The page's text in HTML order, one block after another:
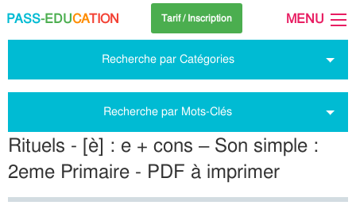
PASS-EDUCATION Tarif / Inscription MENU
Recherche par Catégories
Recherche par Mots-Clés
Rituels - [è] : e + cons – Son simple :
2eme Primaire - PDF à imprimer